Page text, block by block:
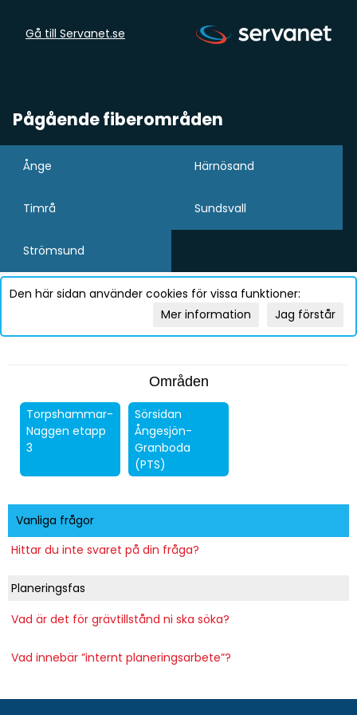
Gå till Servanet.se
Pågående fiberområden
Ånge Härnösand
Timrå Sundsvall
Strömsund
Den här sidan använder cookies för vissa funktioner:
Jag förstår
Mer information
Områden
Torpshammar-
Naggen etapp
3
Sörsidan
Ångesjön-
Granboda
(PTS)
Vanliga frågor
Hittar du inte svaret på din fråga?
Planeringsfas
Vad är det för grävtillstånd ni ska söka?
Vad innebär ”internt planeringsarbete”?